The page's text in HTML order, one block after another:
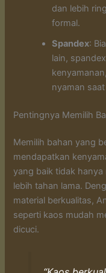
dan lebih
formal.
Spandex:
lain,
nyaman
Pentingnya Memilih
Memilih bahan yang
mendapatkan
yang baik tidak hanya
lebih tahan lama.
material berkualitas,
seperti kaos mudah
dicuci.